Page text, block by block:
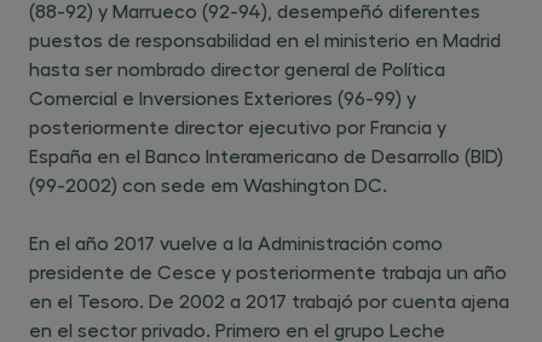
(88-92) y Marrueco (92-94), desempeñó diferentes
puestos de responsabilidad en el ministerio en Madrid
hasta ser nombrado director general de Política
Comercial e Inversiones Exteriores (96-99) y
posteriormente director ejecutivo por Francia y
España en el Banco Interamericano de Desarrollo (BID)
(99-2002) con sede em Washington DC.
En el año 2017 vuelve a la Administración como
presidente de Cesce y posteriormente trabaja un año
en el Tesoro. De 2002 a 2017 trabajó por cuenta ajena
en el sector privado. Primero en el grupo Leche